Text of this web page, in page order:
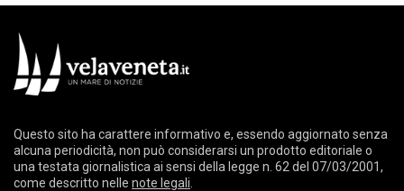
Questo sito ha carattere informativo e, essendo aggiornato senza
alcuna periodicità, non può considerarsi un prodotto editoriale o
una testata giornalistica ai sensi della legge n. 62 del 07/03/2001,
come descritto nelle note legali